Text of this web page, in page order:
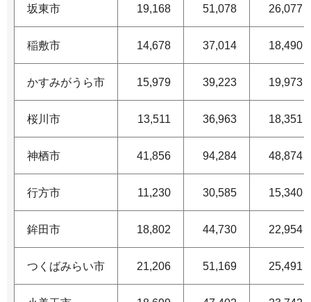
坂東市 19,168 51,078 26,077
稲敷市 14,678 37,014 18,490
かすみがうら市 15,979 39,223 19,973
桜川市 13,511 36,963 18,351
神栖市 41,856 94,284 48,874
行方市 11,230 30,585 15,340
鉾田市 18,802 44,730 22,954
つくばみらい市 21,206 51,169 25,491